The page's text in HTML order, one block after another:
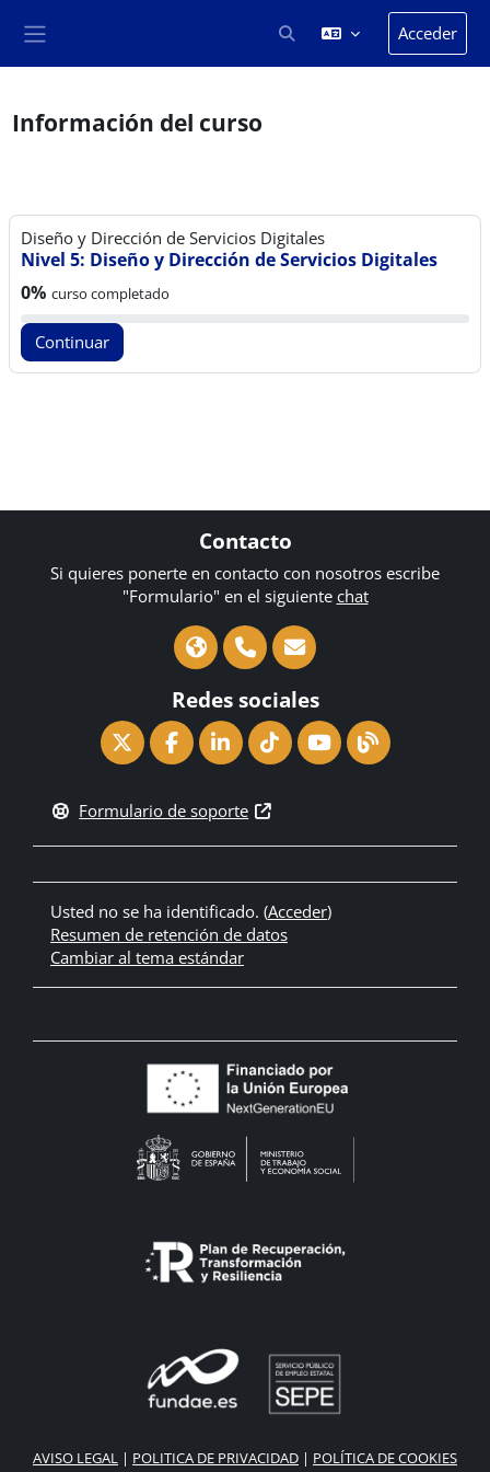
Selector de búsqueda de
Acceder
Información del curso
Diseño y Dirección de Servicios Digitales
Nivel 5: Diseño y Dirección de Servicios Digitales
Progreso del curso:
0% curso completado
Continuar
Contacto
Si quieres ponerte en contacto con nosotros escribe
"Formulario" en el siguiente chat
Redes sociales
Formulario de soporte
Usted no se ha identificado. (Acceder)
Resumen de retención de datos
Cambiar al tema estándar
AVISO LEGAL | POLITICA DE PRIVACIDAD | POLÍTICA DE COOKIES